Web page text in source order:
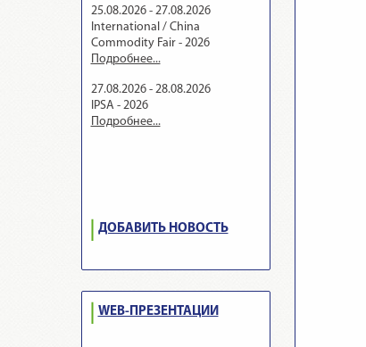
25.08.2026 - 27.08.2026
International / China
Commodity Fair - 2026
Подробнее...
27.08.2026 - 28.08.2026
IPSA - 2026
Подробнее...
ДОБАВИТЬ НОВОСТЬ
WEB-ПРЕЗЕНТАЦИИ